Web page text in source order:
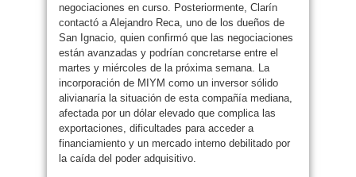
negociaciones en curso. Posteriormente, Clarín
contactó a Alejandro Reca, uno de los dueños de
San Ignacio, quien confirmó que las negociaciones
están avanzadas y podrían concretarse entre el
martes y miércoles de la próxima semana. La
incorporación de MIYM como un inversor sólido
alivianaría la situación de esta compañía mediana,
afectada por un dólar elevado que complica las
exportaciones, dificultades para acceder a
financiamiento y un mercado interno debilitado por
la caída del poder adquisitivo.